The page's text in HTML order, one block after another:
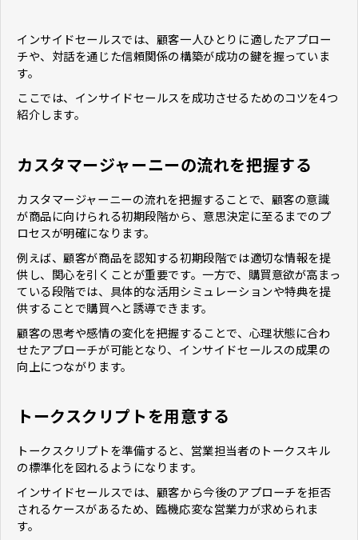
インサイドセールスでは、顧客一人ひとりに適したアプロー
チや、対話を通じた信頼関係の構築が成功の鍵を握っていま
す。
ここでは、インサイドセールスを成功させるためのコツを4つ
紹介します。
カスタマージャーニーの流れを把握する
カスタマージャーニーの流れを把握することで、顧客の意識
が商品に向けられる初期段階から、意思決定に至るまでのプ
ロセスが明確になります。
例えば、顧客が商品を認知する初期段階では適切な情報を提
供し、関心を引くことが重要です。一方で、購買意欲が高まっ
ている段階では、具体的な活用シミュレーションや特典を提
供することで購買へと誘導できます。
顧客の思考や感情の変化を把握することで、心理状態に合わ
せたアプローチが可能となり、インサイドセールスの成果の
向上につながります。
トークスクリプトを用意する
トークスクリプトを準備すると、営業担当者のトークスキル
の標準化を図れるようになります。
インサイドセールスでは、顧客から今後のアプローチを拒否
されるケースがあるため、臨機応変な営業力が求められま
す。